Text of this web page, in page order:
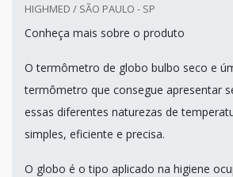
HIGHMED / SÃO PAULO - SP
Conheça mais sobre o produto
O termômetro de globo bulbo seco e
termômetro que consegue apresentar
essas diferentes naturezas de
simples, eficiente e precisa.
O globo é o tipo aplicado na higiene